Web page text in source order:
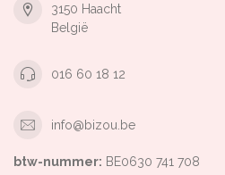
3150 Haacht
België
016 60 18 12
info@bizou.be
btw-nummer: BE0630 741 708